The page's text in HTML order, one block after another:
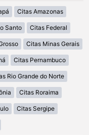
Citas Amazonas
Santo Citas Federal
Citas Minas Gerais
Citas Pernambuco
Rio Grande do Norte
Citas Roraima
Citas Sergipe